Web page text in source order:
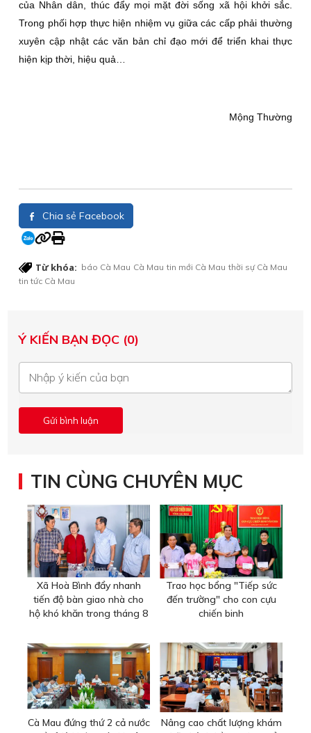
của Nhân dân, thúc đẩy mọi mặt đời sống xã hội khởi sắc.
Trong phối hợp thực hiện nhiệm vụ giữa các cấp phải thường
xuyên cập nhật các văn bản chỉ đạo mới để triển khai thực
hiện kịp thời, hiệu quả…
Mộng Thường
Chia sẻ Facebook
Từ khóa: báo Cà Mau Cà Mau tin mới Cà Mau thời sự Cà Mau
tin tức Cà Mau
Ý KIẾN BẠN ĐỌC (0)
TIN CÙNG CHUYÊN MỤC
Xã Hoà Bình đẩy nhanh
tiến độ bàn giao nhà cho
hộ khó khăn trong tháng 8
Trao học bổng "Tiếp sức
đến trường" cho con cựu
chiến binh
Cà Mau đứng thứ 2 cả nước
Nâng cao chất lượng khám